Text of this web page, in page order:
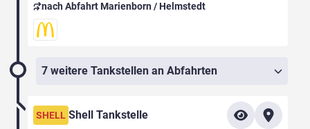
nach Abfahrt Marienborn / Helmstedt
7 weitere Tankstellen an Abfahrten
SHELL Shell Tankstelle